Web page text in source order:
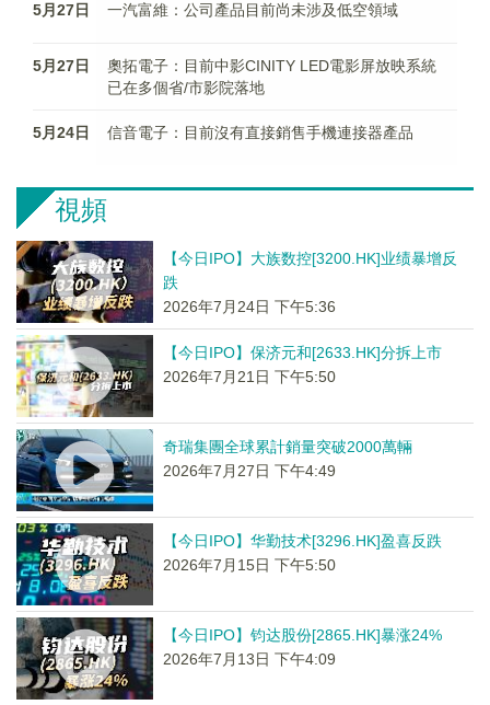
5月27日 一汽富維：公司產品目前尚未涉及低空領域
5月27日
奧拓電子：目前中影CINITY LED電影屏放映系統
已在多個省/市影院落地
5月24日 信音電子：目前沒有直接銷售手機連接器產品
視頻
【今日IPO】大族数控[3200.HK]业绩暴增反
跌
2026年7月24日 下午5:36
【今日IPO】保济元和[2633.HK]分拆上市
2026年7月21日 下午5:50
奇瑞集團全球累計銷量突破2000萬輛
2026年7月27日 下午4:49
【今日IPO】华勤技术[3296.HK]盈喜反跌
2026年7月15日 下午5:50
【今日IPO】钧达股份[2865.HK]暴涨24%
2026年7月13日 下午4:09